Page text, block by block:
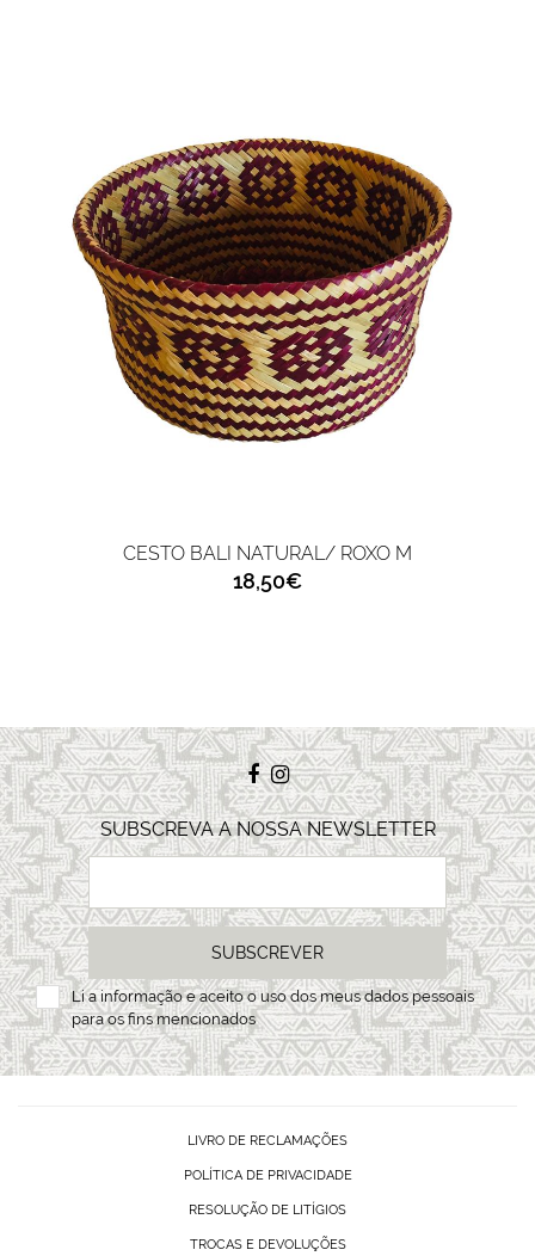
CESTO BALI NATURAL/ ROXO M
18,50€
SUBSCREVA A NOSSA NEWSLETTER
SUBSCREVER
Li ainformaçãoe aceito o uso dos meus dados pessoais
para os fins mencionados
LIVRO DE RECLAMAÇÕES
POLÍTICA DE PRIVACIDADE
RESOLUÇÃO DE LITÍGIOS
TROCAS E DEVOLUÇÕES